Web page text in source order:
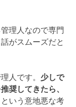
理人なので専門
がスムーズだと
人です。 少しで
奨してきたら、
という意地悪な考